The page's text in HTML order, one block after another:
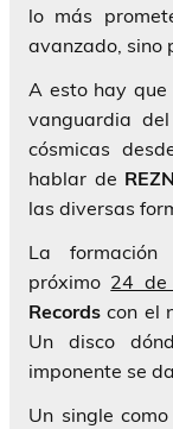
lo más
avanzado, sino
A esto hay
vanguardia del
cósmicas
hablar de REZN
las diversas
La formación
próximo 24 de
Records con el
Un disco
imponente se
Un single como